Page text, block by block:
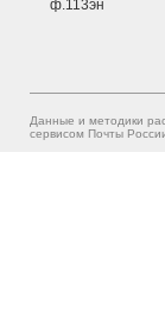
ф.113эн
Данные и методики
сервисом Почты